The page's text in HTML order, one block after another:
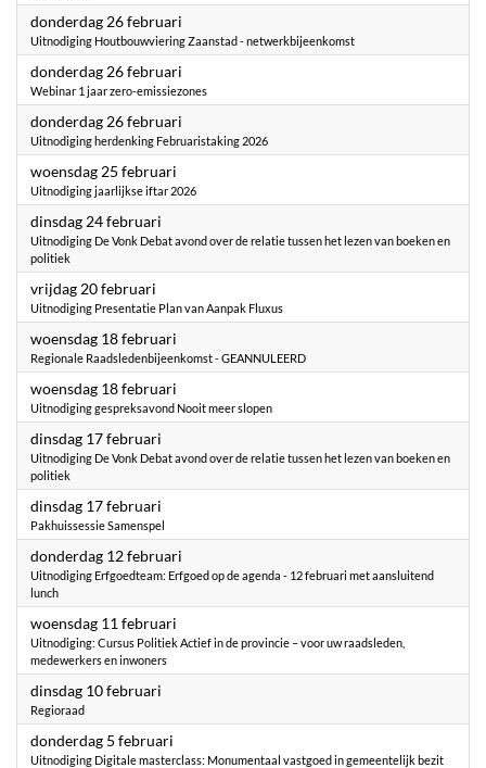
donderdag 26 februari
Uitnodiging Houtbouwviering Zaanstad - netwerkbijeenkomst
donderdag 26 februari
Webinar 1 jaar zero-emissiezones
donderdag 26 februari
Uitnodiging herdenking Februaristaking 2026
woensdag 25 februari
Uitnodiging jaarlijkse iftar 2026
dinsdag 24 februari
Uitnodiging De Vonk Debat avond over de relatie tussen het lezen van boeken en
politiek
vrijdag 20 februari
Uitnodiging Presentatie Plan van Aanpak Fluxus
woensdag 18 februari
Regionale Raadsledenbijeenkomst - GEANNULEERD
woensdag 18 februari
Uitnodiging gespreksavond Nooit meer slopen
dinsdag 17 februari
Uitnodiging De Vonk Debat avond over de relatie tussen het lezen van boeken en
politiek
dinsdag 17 februari
Pakhuissessie Samenspel
donderdag 12 februari
Uitnodiging Erfgoedteam: Erfgoed op de agenda - 12 februari met aansluitend
lunch
woensdag 11 februari
Uitnodiging: Cursus Politiek Actief in de provincie – voor uw raadsleden,
medewerkers en inwoners
dinsdag 10 februari
Regioraad
donderdag 5 februari
Uitnodiging Digitale masterclass: Monumentaal vastgoed in gemeentelijk bezit